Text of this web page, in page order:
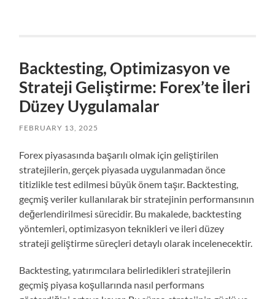
Backtesting, Optimizasyon ve
Strateji Geliştirme: Forex’te İleri
Düzey Uygulamalar
FEBRUARY 13, 2025
Forex piyasasında başarılı olmak için geliştirilen
stratejilerin, gerçek piyasada uygulanmadan önce
titizlikle test edilmesi büyük önem taşır. Backtesting,
geçmiş veriler kullanılarak bir stratejinin performansının
değerlendirilmesi sürecidir. Bu makalede, backtesting
yöntemleri, optimizasyon teknikleri ve ileri düzey
strateji geliştirme süreçleri detaylı olarak incelenecektir.
Backtesting, yatırımcılara belirledikleri stratejilerin
geçmiş piyasa koşullarında nasıl performans